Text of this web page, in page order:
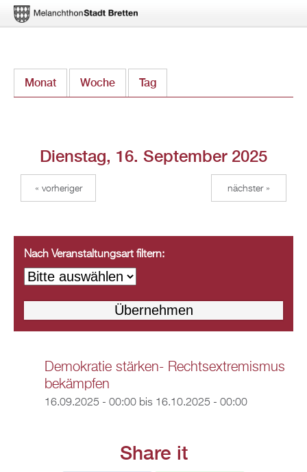
zum
Monat Woche Tag
Dienstag, 16. September 2025
« vorheriger nächster »
Nach Veranstaltungsart filtern:
Demokratie stärken- Rechtsextremismus
bekämpfen
16.09.2025 - 00:00bis 16.10.2025 - 00:00
Share it